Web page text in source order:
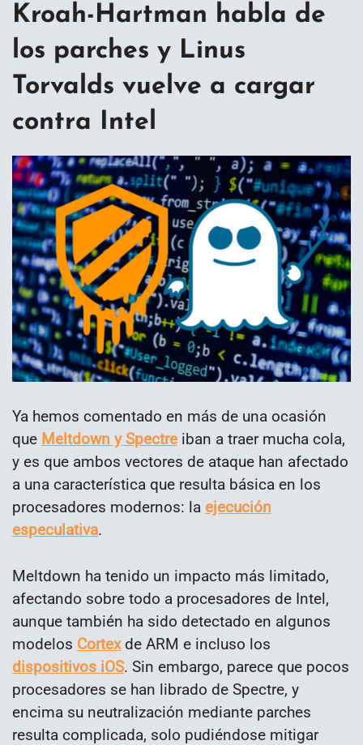
Kroah-Hartman habla de
los parches y Linus
Torvalds vuelve a cargar
contra Intel
Ya hemos comentado en más de una ocasión
que Meltdown y Spectreiban a traer mucha cola,
y es que ambos vectores de ataque han afectado
a una característica que resulta básica en los
procesadores modernos: la ejecución
especulativa.
Meltdown ha tenido un impacto más limitado,
afectando sobre todo a procesadores de Intel,
aunque también ha sido detectado en algunos
modelos Cortexde ARM e incluso los
dispositivos iOS. Sin embargo, parece que pocos
procesadores se han librado de Spectre, y
encima su neutralización mediante parches
resulta complicada, solo pudiéndose mitigar